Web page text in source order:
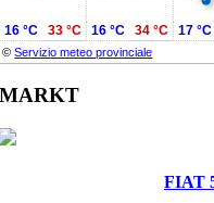
©Servizio meteo provinciale
16 °C 33 °C 16 °C 34 °C 17 °C
MARKT
FIAT